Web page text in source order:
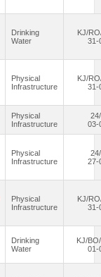
Drinking
Water
KJ/
31-
Physical
Infrastructure
KJ/
31-
Physical
Infrastructure
03-
Physical
Infrastructure
27-
Physical
Infrastructure
KJ/
31-
Drinking
Water
KJ/
01-